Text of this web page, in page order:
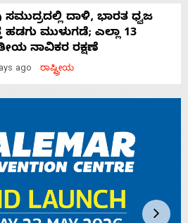
ಸಮುದ್ರದಲ್ಲಿ ದಾಳಿ, ಭಾರತ ಧ್ವಜ
ಹಡಗು ಮುಳುಗಡೆ; ಎಲ್ಲಾ 13
ನಾವಿಕರ ರಕ್ಷಣೆ
ago ರಾಷ್ಟ್ರೀಯ